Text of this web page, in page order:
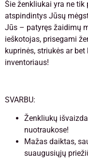
Šie ženkliukai yra ne
atspindintys Jūsų
Jūs – patyręs žaidimų
ieškotojas, prisegami
kuprinės, striukės ar
inventoriaus!
SVARBU:
Ženkliukų
nuotraukose!
Mažas daiktas,
suaugusiųjų